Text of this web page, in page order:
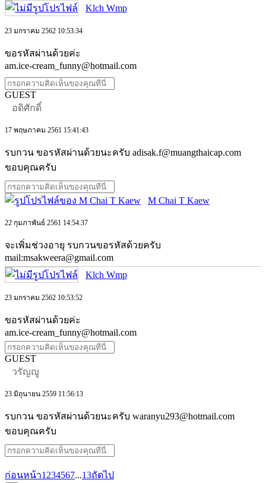
Klch Wmp
23 มกราคม 2562 10:53:34
ขอรหัสผ่านด้วยค่ะ
am.ice-cream_funny@hotmail.com
GUEST
อดิศักดิ์
17 พฤษภาคม 2561 15:41:43
รบกวน ขอรหัสผ่านด้วยนะครับ adisak.f@muangthaicap.com
ขอบคุณครับ
M Chai T Kaew
22 กุมภาพันธ์ 2561 14:54:37
จะเพิ่มช่วงอายุ รบกวนขอรหัสด้วยครับ
mail:msakweera@gmail.com
Klch Wmp
23 มกราคม 2562 10:53:52
ขอรหัสผ่านด้วยค่ะ
am.ice-cream_funny@hotmail.com
GUEST
วรัญญู
23 มิถุนายน 2559 11:56:13
รบกวน ขอรหัสผ่านด้วยนะครับ waranyu293@hotmail.com
ขอบคุณครับ
ก่อนหน้า1 234567...13ถัดไป